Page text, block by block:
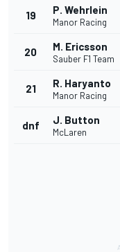
19 P. Wehrlein
Manor Racing
20 M. Ericsson
Sauber F1 Team
21 R. Haryanto
Manor Racing
dnf J. Button
McLaren